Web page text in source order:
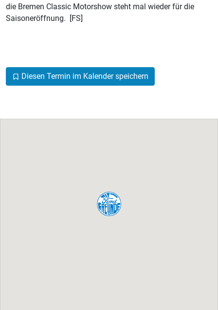
die Bremen Classic Motorshow steht mal wieder für die
Saisoneröffnung. [FS]
Diesen Termin im Kalender speichern